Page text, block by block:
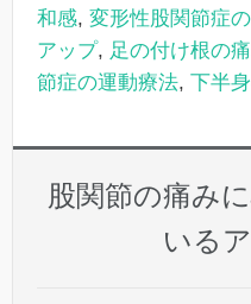
和感, 変形性股関節症
アップ, 足の付け根の
節症の運動療法, 下半
股関節の痛み
いる